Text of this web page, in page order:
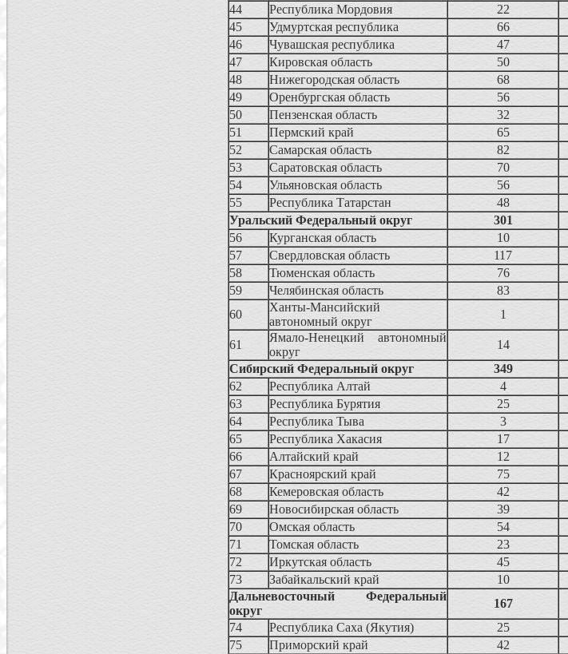
44
Республика Мордовия 22
45
Удмуртская республика 66
46
Чувашская республика 47
47
Кировская область 50
48
Нижегородская область 68
49
Оренбургская область 56
50
Пензенская область 32
51
Пермский край 65
52
Самарская область 82
53
Саратовская область 70
54
Ульяновская область 56
55
Республика Татарстан 48
Уральский Федеральный округ
301
56
Курганская область 10
57
Свердловская область 117
58
Тюменская область 76
59
Челябинская область 83
60
Ханты-Мансийский
автономный округ
1
61
Ямало-Ненецкий автономный
округ
14
Сибирский Федеральный округ
349
62
Республика Алтай 4
63
Республика Бурятия 25
64
Республика Тыва 3
65
Республика Хакасия 17
66
Алтайский край 12
67
Красноярский край 75
68
Кемеровская область 42
69
Новосибирская область 39
70
Омская область 54
71
Томская область 23
72
Иркутская область 45
73
Забайкальский край 10
Дальневосточный Федеральный
округ
167
74
Республика Саха (Якутия) 25
75
Приморский край 42